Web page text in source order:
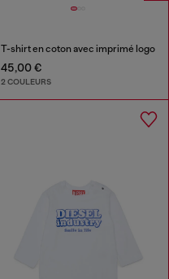
T-shirt en coton avec imprimé logo
45,00 €
2 COULEURS